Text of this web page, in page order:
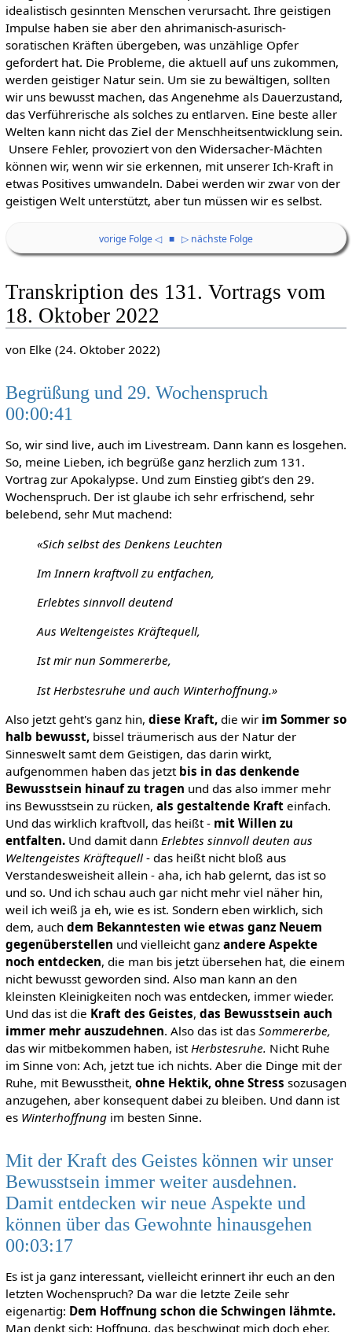
idealistisch gesinnten Menschen verursacht. Ihre geistigen
Impulse haben sie aber den ahrimanisch-asurisch-
soratischen Kräften übergeben, was unzählige Opfer
gefordert hat. Die Probleme, die aktuell auf uns zukommen,
werden geistiger Natur sein. Um sie zu bewältigen, sollten
wir uns bewusst machen, das Angenehme als Dauerzustand,
das Verführerische als solches zu entlarven. Eine beste aller
Welten kann nicht das Ziel der Menschheitsentwicklung sein.
Unsere Fehler, provoziert von den Widersacher-Mächten
können wir, wenn wir sie erkennen, mit unserer Ich-Kraft in
etwas Positives umwandeln. Dabei werden wir zwar von der
geistigen Welt unterstützt, aber tun müssen wir es selbst.
vorige Folge ◁ ■ ▷ nächste Folge
Transkription des 131. Vortrags vom
18. Oktober 2022
von Elke (24. Oktober 2022)
Begrüßung und 29. Wochenspruch
00:00:41
So, wir sind live, auch im Livestream. Dann kann es losgehen.
So, meine Lieben, ich begrüße ganz herzlich zum 131.
Vortrag zur Apokalypse. Und zum Einstieg gibt's den 29.
Wochenspruch. Der ist glaube ich sehr erfrischend, sehr
belebend, sehr Mut machend:
«Sich selbst des Denkens Leuchten
Im Innern kraftvoll zu entfachen,
Erlebtes sinnvoll deutend
Aus Weltengeistes Kräftequell,
Ist mir nun Sommererbe,
Ist Herbstesruhe und auch Winterhoffnung.»
Also jetzt geht's ganz hin, diese Kraft,die wir im Sommer so
halb bewusst,bissel träumerisch aus der Natur der
Sinneswelt samt dem Geistigen, das darin wirkt,
aufgenommen haben das jetzt bis in das denkende
Bewusstsein hinauf zu tragen und das also immer mehr
ins Bewusstsein zu rücken, als gestaltende Krafteinfach.
Und das wirklich kraftvoll, das heißt - mit Willen zu
entfalten.Und damit dann Erlebtes sinnvoll deuten aus
Weltengeistes Kräftequell- das heißt nicht bloß aus
Verstandesweisheit allein - aha, ich hab gelernt, das ist so
und so. Und ich schau auch gar nicht mehr viel näher hin,
weil ich weiß ja eh, wie es ist. Sondern eben wirklich, sich
dem, auch dem Bekanntesten wie etwas ganz Neuem
gegenüberstellen und vielleicht ganz andere Aspekte
noch entdecken, die man bis jetzt übersehen hat, die einem
nicht bewusst geworden sind. Also man kann an den
kleinsten Kleinigkeiten noch was entdecken, immer wieder.
Und das ist die Kraft des Geistes, das Bewusstsein auch
immer mehr auszudehnen. Also das ist das Sommererbe,
das wir mitbekommen haben, ist Herbstesruhe. Nicht Ruhe
im Sinne von: Ach, jetzt tue ich nichts. Aber die Dinge mit der
Ruhe, mit Bewusstheit, ohne Hektik, ohne Stress sozusagen
anzugehen, aber konsequent dabei zu bleiben. Und dann ist
es Winterhoffnungim besten Sinne.
Mit der Kraft des Geistes können wir unser
Bewusstsein immer weiter ausdehnen.
Damit entdecken wir neue Aspekte und
können über das Gewohnte hinausgehen
00:03:17
Es ist ja ganz interessant, vielleicht erinnert ihr euch an den
letzten Wochenspruch? Da war die letzte Zeile sehr
eigenartig: Dem Hoffnung schon die Schwingen lähmte.
Man denkt sich: Hoffnung, das beschwingt mich doch eher.